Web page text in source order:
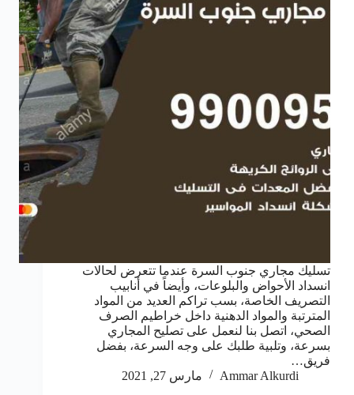
تسليك مجاري جنوب السرة عندما تتعرض لحالات
انسداد الأحواض والبلوعات، وأيضاً في أنابيب
التصريف الخاصة، بسب تراكم العديد من المواد
المترتبة والمواد الدهنية داخل خراطيم الصرف
الصحي، اتصل بنا لنعمل على تصليح المجاري
بسرعة، وتلبية طلبك على وجه السرعة، بفضل
فريق…
Ammar Alkurdi
مارس 27, 2021